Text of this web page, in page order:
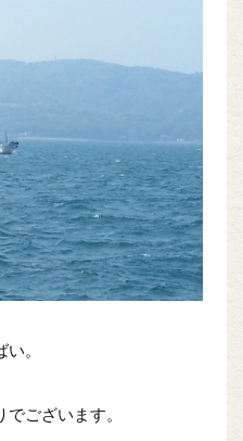
。
ございます。